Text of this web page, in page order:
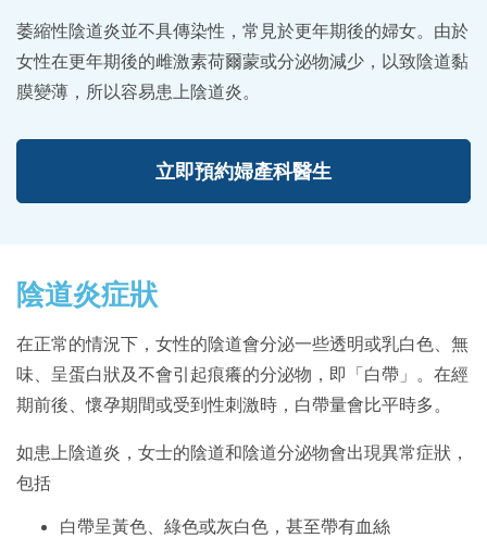
萎縮性陰道炎並不具傳染性，常見於更年期後的婦女。由於
女性在更年期後的雌激素荷爾蒙或分泌物減少，以致陰道黏
膜變薄，所以容易患上陰道炎。
立即預約婦產科醫生
陰道炎症狀
在正常的情況下，女性的陰道會分泌一些透明或乳白色、無
味、呈蛋白狀及不會引起痕癢的分泌物，即「白帶」。在經
期前後、懷孕期間或受到性刺激時，白帶量會比平時多。
如患上陰道炎，女士的陰道和陰道分泌物會出現異常症狀，
包括
白帶呈黃色、綠色或灰白色，甚至帶有血絲